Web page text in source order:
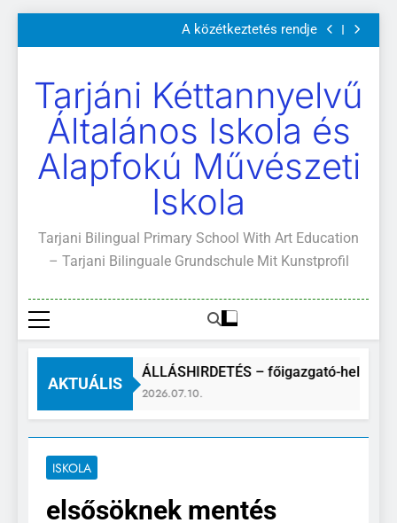
a
Szülői értekezletek 2026. május 04-14.
A közétkeztetés rendje
Kötelező és ajánlott olvasmányok
Szülői értekezletek 2026. május 04-14.
A közétkeztetés rendje
Kötelező és ajánlott olvasmányok
A Mi Világunk!
Tarjáni Kéttannyelvű
Általános Iskola és
Alapfokú Művészeti
Iskola
Tarjani Bilingual Primary School With Art Education
– Tarjani Bilinguale Grundschule Mit Kunstprofil
AKTUÁLIS
ÁLLÁSHIRDETÉS – főigazgató-helyettes
2026.07.10.
ISKOLA
elsősöknek mentés